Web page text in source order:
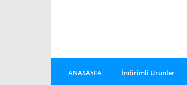
ANASAYFA İndirimli Ürünler